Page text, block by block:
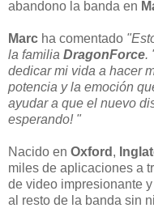
abandono la banda en
Marc ha comentado
la familia DragonForce.
dedicar mi vida a hacer
potencia y la emoción
ayudar a que el nuevo
esperando! "
Nacido en Oxford ,
miles de aplicaciones a
de video impresionante
al resto de la banda sin